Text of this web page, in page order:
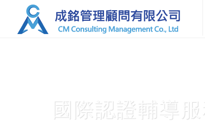
國際認證輔導